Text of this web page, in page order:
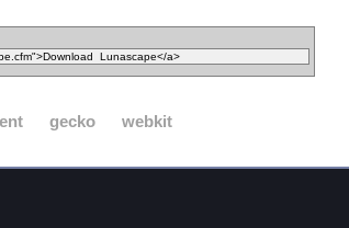
gecko webkit